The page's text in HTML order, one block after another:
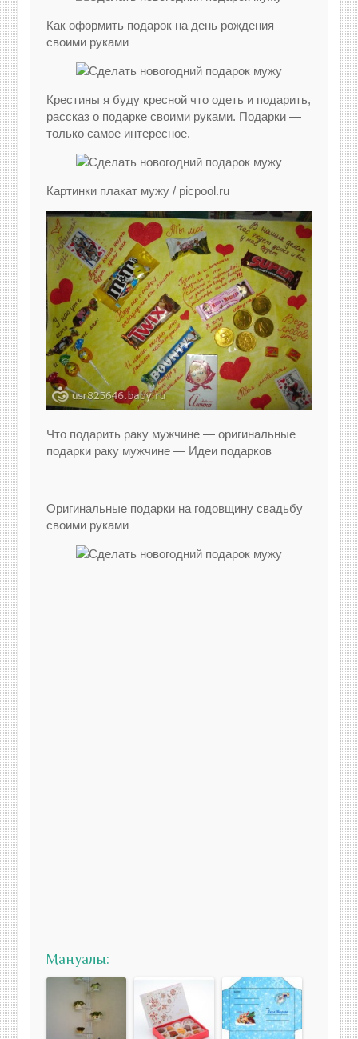
Как оформить подарок на день рождения
своими руками
Крестины я буду кресной что одеть и подарить,
рассказ о подарке своими руками. Подарки —
только самое интересное.
Картинки плакат мужу / picpool.ru
Что подарить раку мужчине — оригинальные
подарки раку мужчине — Идеи подарков
Оригинальные подарки на годовщину свадьбу
своими руками
Мануалы: